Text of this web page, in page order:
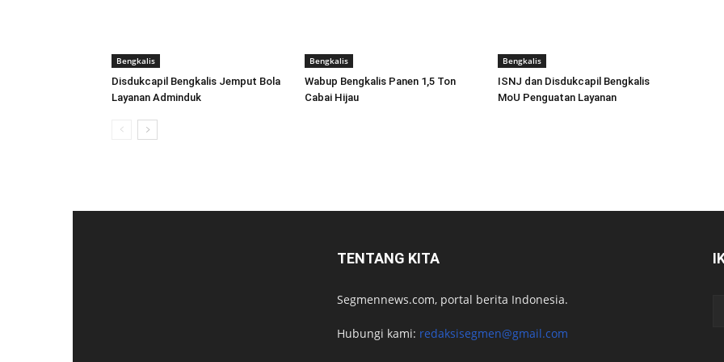
Bengkalis
Disdukcapil Bengkalis Jemput Bola
Layanan Adminduk
Bengkalis
Wabup Bengkalis Panen 1,5 Ton
Cabai Hijau
Bengkalis
ISNJ dan Disdukcapil Bengkalis
MoU Penguatan Layanan
TENTANG KITA
Segmennews.com, portal berita Indonesia.
Hubungi kami: redaksisegmen@gmail.com